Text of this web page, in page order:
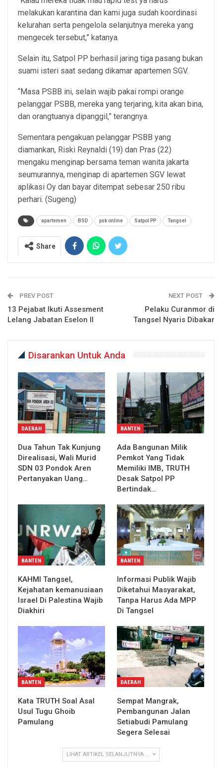
melakukan karantina dan kami juga sudah koordinasi
kelurahan serta pengelola selanjutnya mereka yang
mengecek tersebut,” katanya.
Selain itu, Satpol PP berhasil jaring tiga pasang bukan
suami isteri saat sedang dikamar apartemen SGV.
“Masa PSBB ini, selain wajib pakai rompi orange
pelanggar PSBB, mereka yang terjaring, kita akan bina,
dan orangtuanya dipanggil,” terangnya.
Sementara pengakuan pelanggar PSBB yang
diamankan, Riski Reynaldi (19) dan Pras (22)
mengaku menginap bersama teman wanita jakarta
seumurannya, menginap di apartemen SGV lewat
aplikasi Oy dan bayar ditempat sebesar 250 ribu
perhari. (Sugeng)
apartemen BSD psk online Satpol PP Tangsel
Share
PREV POST
13 Pejabat Ikuti Assesment
Lelang Jabatan Eselon II
NEXT POST
Pelaku Curanmor di
Tangsel Nyaris Dibakar
Disarankan Untuk Anda
DAERAH
Dua Tahun Tak Kunjung
Direalisasi, Wali Murid
SDN 03 Pondok Aren
Pertanyakan Uang…
BANTEN
Ada Bangunan Milik
Pemkot Yang Tidak
Memiliki IMB, TRUTH
Desak Satpol PP
Bertindak…
BANTEN
KAHMI Tangsel,
Kejahatan kemanusiaan
Israel Di Palestina Wajib
Diakhiri
BANTEN
Informasi Publik Wajib
Diketahui Masyarakat,
Tanpa Harus Ada MPP
Di Tangsel
BANTEN
Kata TRUTH Soal Asal
Usul Tugu Ghoib
Pamulang
DAERAH
Sempat Mangrak,
Pembangunan Jalan
Setiabudi Pamulang
Segera Selesai
LIHAT ARTIKEL SELANJUTNYA ...